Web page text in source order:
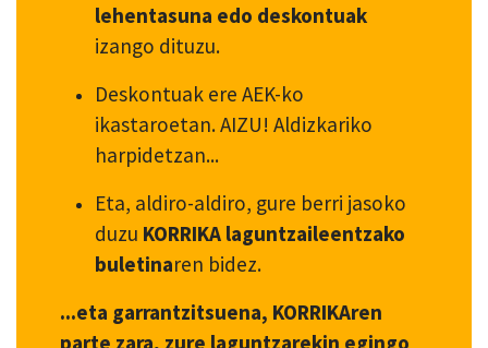
lehentasuna edo deskontuak
izango dituzu.
Deskontuak ere AEK-ko
ikastaroetan. AIZU! Aldizkariko
harpidetzan...
Eta, aldiro-aldiro, gure berri jasoko
duzu KORRIKA laguntzaileentzako
buletinaren bidez.
...eta garrantzitsuena, KORRIKAren
parte zara, zure laguntzarekin egingo